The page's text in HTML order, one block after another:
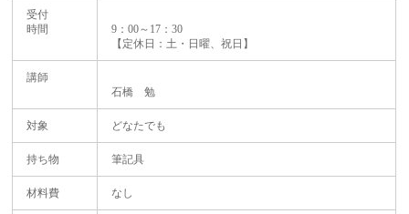
受付
時間
9：00～17：30
【定休日：土・日曜、祝日】
講師
石橋 勉
対象 どなたでも
持ち物 筆記具
材料費 なし